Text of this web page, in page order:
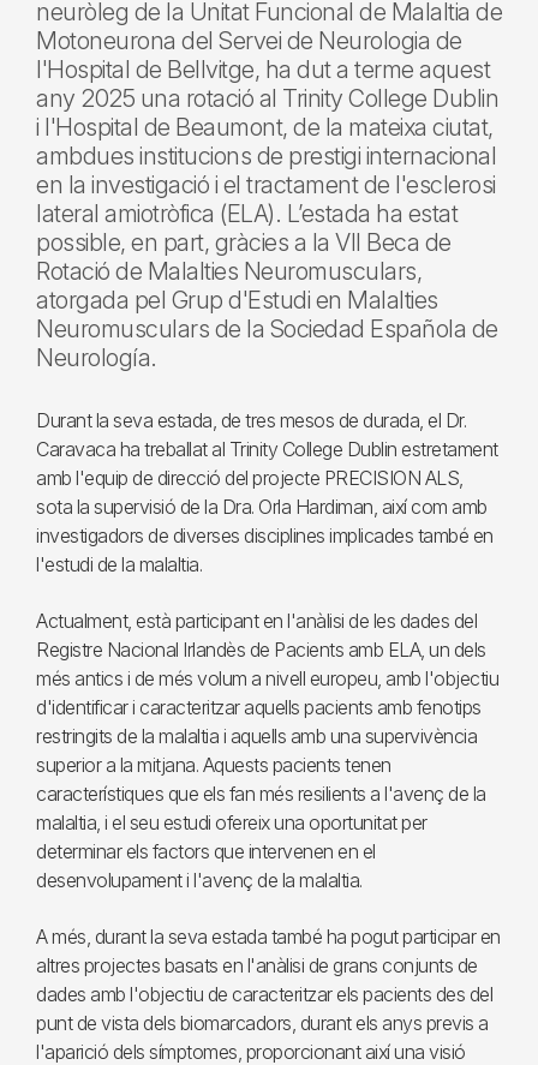
neuròleg de la Unitat Funcional de Malaltia de
Motoneurona del Servei de Neurologia de
l'Hospital de Bellvitge, ha dut a terme aquest
any 2025 una rotació al Trinity College Dublin
i l'Hospital de Beaumont, de la mateixa ciutat,
ambdues institucions de prestigi internacional
en la investigació i el tractament de l'esclerosi
lateral amiotròfica (ELA). L’estada ha estat
possible, en part, gràcies a la VII Beca de
Rotació de Malalties Neuromusculars,
atorgada pel Grup d'Estudi en Malalties
Neuromusculars de la Sociedad Española de
Neurología.
Durant la seva estada, de tres mesos de durada, el Dr.
Caravaca ha treballat al Trinity College Dublin estretament
amb l'equip de direcció del projecte PRECISION ALS,
sota la supervisió de la Dra. Orla Hardiman, així com amb
investigadors de diverses disciplines implicades també en
l'estudi de la malaltia.
Actualment, està participant en l'anàlisi de les dades del
Registre Nacional Irlandès de Pacients amb ELA, un dels
més antics i de més volum a nivell europeu, amb l'objectiu
d'identificar i caracteritzar aquells pacients amb fenotips
restringits de la malaltia i aquells amb una supervivència
superior a la mitjana. Aquests pacients tenen
característiques que els fan més resilients a l'avenç de la
malaltia, i el seu estudi ofereix una oportunitat per
determinar els factors que intervenen en el
desenvolupament i l'avenç de la malaltia.
A més, durant la seva estada també ha pogut participar en
altres projectes basats en l'anàlisi de grans conjunts de
dades amb l'objectiu de caracteritzar els pacients des del
punt de vista dels biomarcadors, durant els anys previs a
l'aparició dels símptomes, proporcionant així una visió